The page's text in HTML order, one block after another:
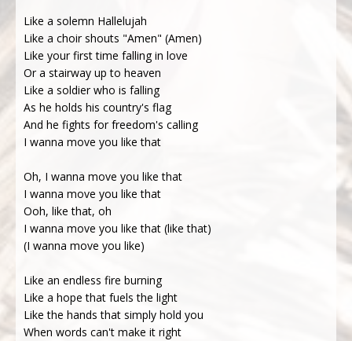
Like a solemn Hallelujah
Like a choir shouts "Amen" (Amen)
Like your first time falling in love
Or a stairway up to heaven
Like a soldier who is falling
As he holds his country's flag
And he fights for freedom's calling
I wanna move you like that
Oh, I wanna move you like that
I wanna move you like that
Ooh, like that, oh
I wanna move you like that (like that)
(I wanna move you like)
Like an endless fire burning
Like a hope that fuels the light
Like the hands that simply hold you
When words can't make it right